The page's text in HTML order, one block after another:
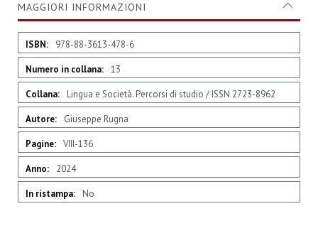
MAGGIORI INFORMAZIONI
Informazioni978-88-3613-478-6
13
Lingua e Società. Percorsi di studio / ISSN 2723-8962
Giuseppe Rugna
VIII-136
2024
No